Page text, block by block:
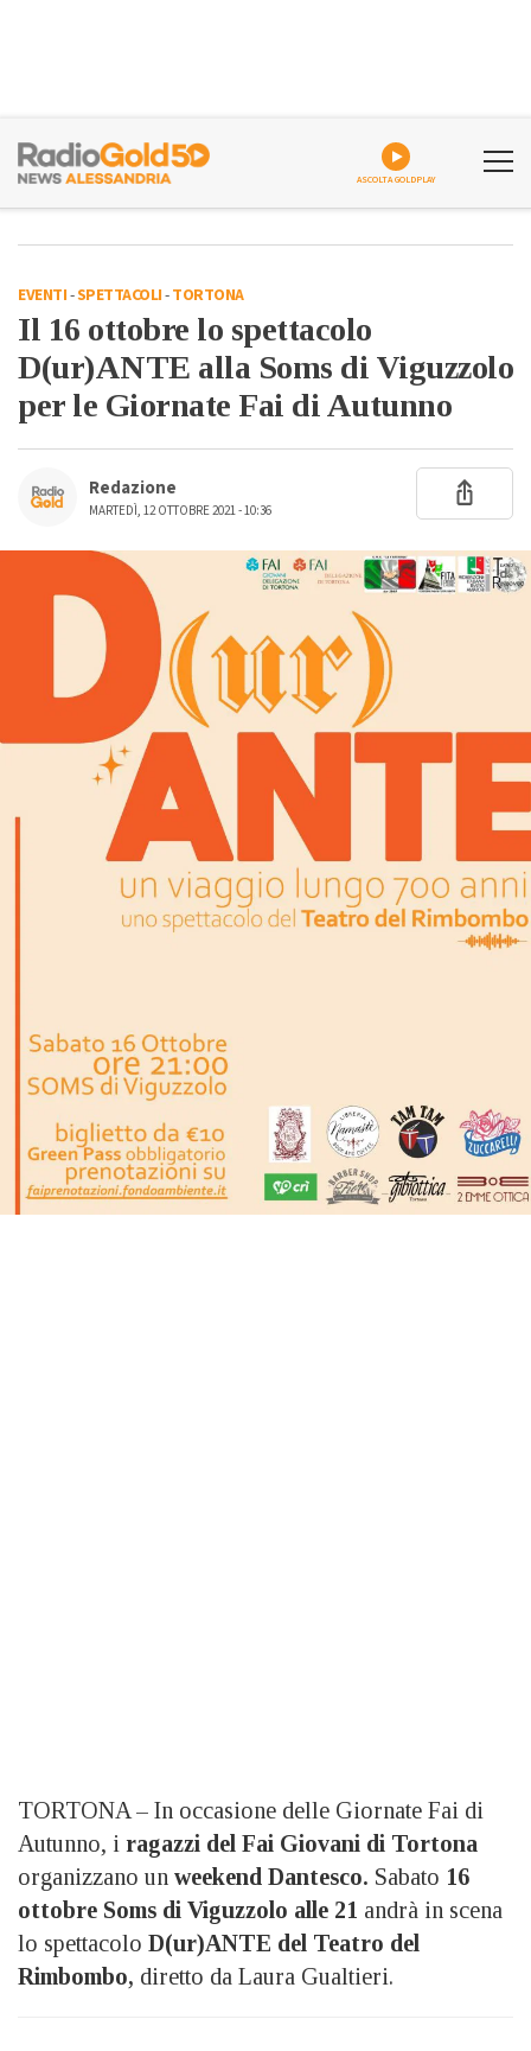
ASCOLTA GOLDPLAY
EVENTI-SPETTACOLI-TORTONA
Il 16 ottobre lo spettacolo
D(ur)ANTE alla Soms di Viguzzolo
per le Giornate Fai di Autunno
Redazione
MARTEDÌ, 12 OTTOBRE 2021 - 10:36
TORTONA – In occasione delle Giornate Fai di
Autunno, i ragazzi del Fai Giovani di Tortona
organizzano un weekend Dantesco. Sabato 16
ottobre Soms di Viguzzolo alle 21 andrà in scena
lo spettacolo D(ur)ANTE del Teatro del
Rimbombo, diretto da Laura Gualtieri.